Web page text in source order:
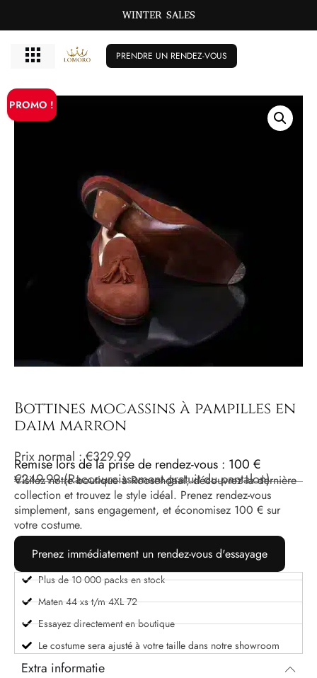
WINTER SALES
PRENDRE UN RENDEZ-VOUS
PROMO !
Bottines mocassins à pampilles en
daim marron
Prix ​​normal :€329.99
Remise lors de la prise de rendez-vous : 100 €
€249.99(Raccourcissement gratuit du pantalon)
Visitez notre boutique à Roosendaal, découvrez la dernière
collection et trouvez le style idéal. Prenez rendez-vous
simplement, sans engagement, et économisez 100 € sur
votre costume.
Prenez immédiatement un rendez-vous d'essayage
Plus de 10 000 packs en stock
Maten 44 xs t/m 4XL 72
Essayez directement en boutique
Le costume sera ajusté à votre taille dans notre showroom
Extra informatie